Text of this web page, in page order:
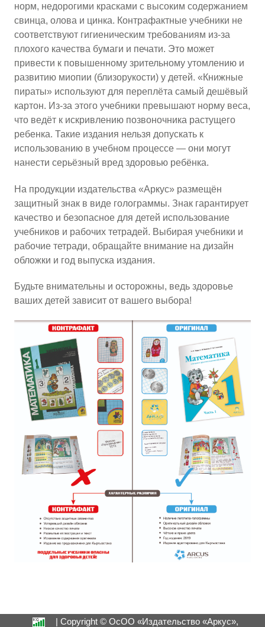
норм, недорогими красками с высоким содержанием
свинца, олова и цинка. Контрафактные учебники не
соответствуют гигиеническим требованиям из-за
плохого качества бумаги и печати. Это может
привести к повышенному зрительному утомлению и
развитию миопии (близорукости) у детей. «Книжные
пираты» используют для переплёта самый дешёвый
картон. Из-за этого учебники превышают норму веса,
что ведёт к искривлению позвоночника растущего
ребенка. Такие издания нельзя допускать к
использованию в учебном процессе — они могут
нанести серьёзный вред здоровью ребёнка.
На продукции издательства «Аркус» размещён
защитный знак в виде голограммы. Знак гарантирует
качество и безопасное для детей использование
учебников и рабочих тетрадей. Выбирая учебники и
рабочие тетради, обращайте внимание на дизайн
обложки и год выпуска издания.
Будьте внимательны и осторожны, ведь здоровье
ваших детей зависит от вашего выбора!
| Copyright © ОсОО «Издательство «Аркус»,